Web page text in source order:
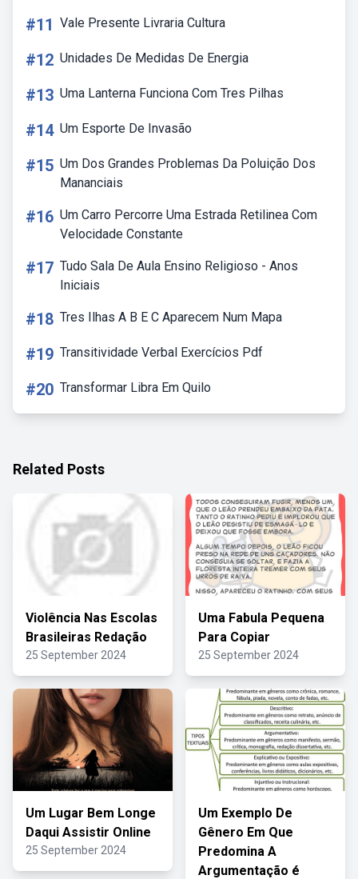
#11 Vale Presente Livraria Cultura
#12 Unidades De Medidas De Energia
#13 Uma Lanterna Funciona Com Tres Pilhas
#14 Um Esporte De Invasão
#15 Um Dos Grandes Problemas Da Poluição Dos
Mananciais
#16 Um Carro Percorre Uma Estrada Retilinea Com
Velocidade Constante
#17 Tudo Sala De Aula Ensino Religioso - Anos
Iniciais
#18 Tres Ilhas A B E C Aparecem Num Mapa
#19 Transitividade Verbal Exercícios Pdf
#20 Transformar Libra Em Quilo
Related Posts
Violência Nas Escolas
Brasileiras Redação
25 September 2024
Uma Fabula Pequena
Para Copiar
25 September 2024
Um Lugar Bem Longe
Daqui Assistir Online
25 September 2024
Um Exemplo De
Gênero Em Que
Predomina A
Argumentação é